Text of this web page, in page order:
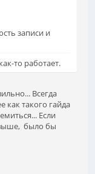
записи и
то работает.
Всегда
как такого гайда
Если
было бы